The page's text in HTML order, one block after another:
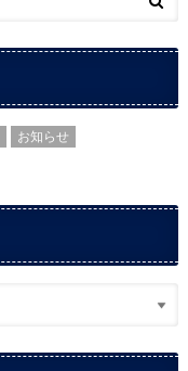
お知らせ